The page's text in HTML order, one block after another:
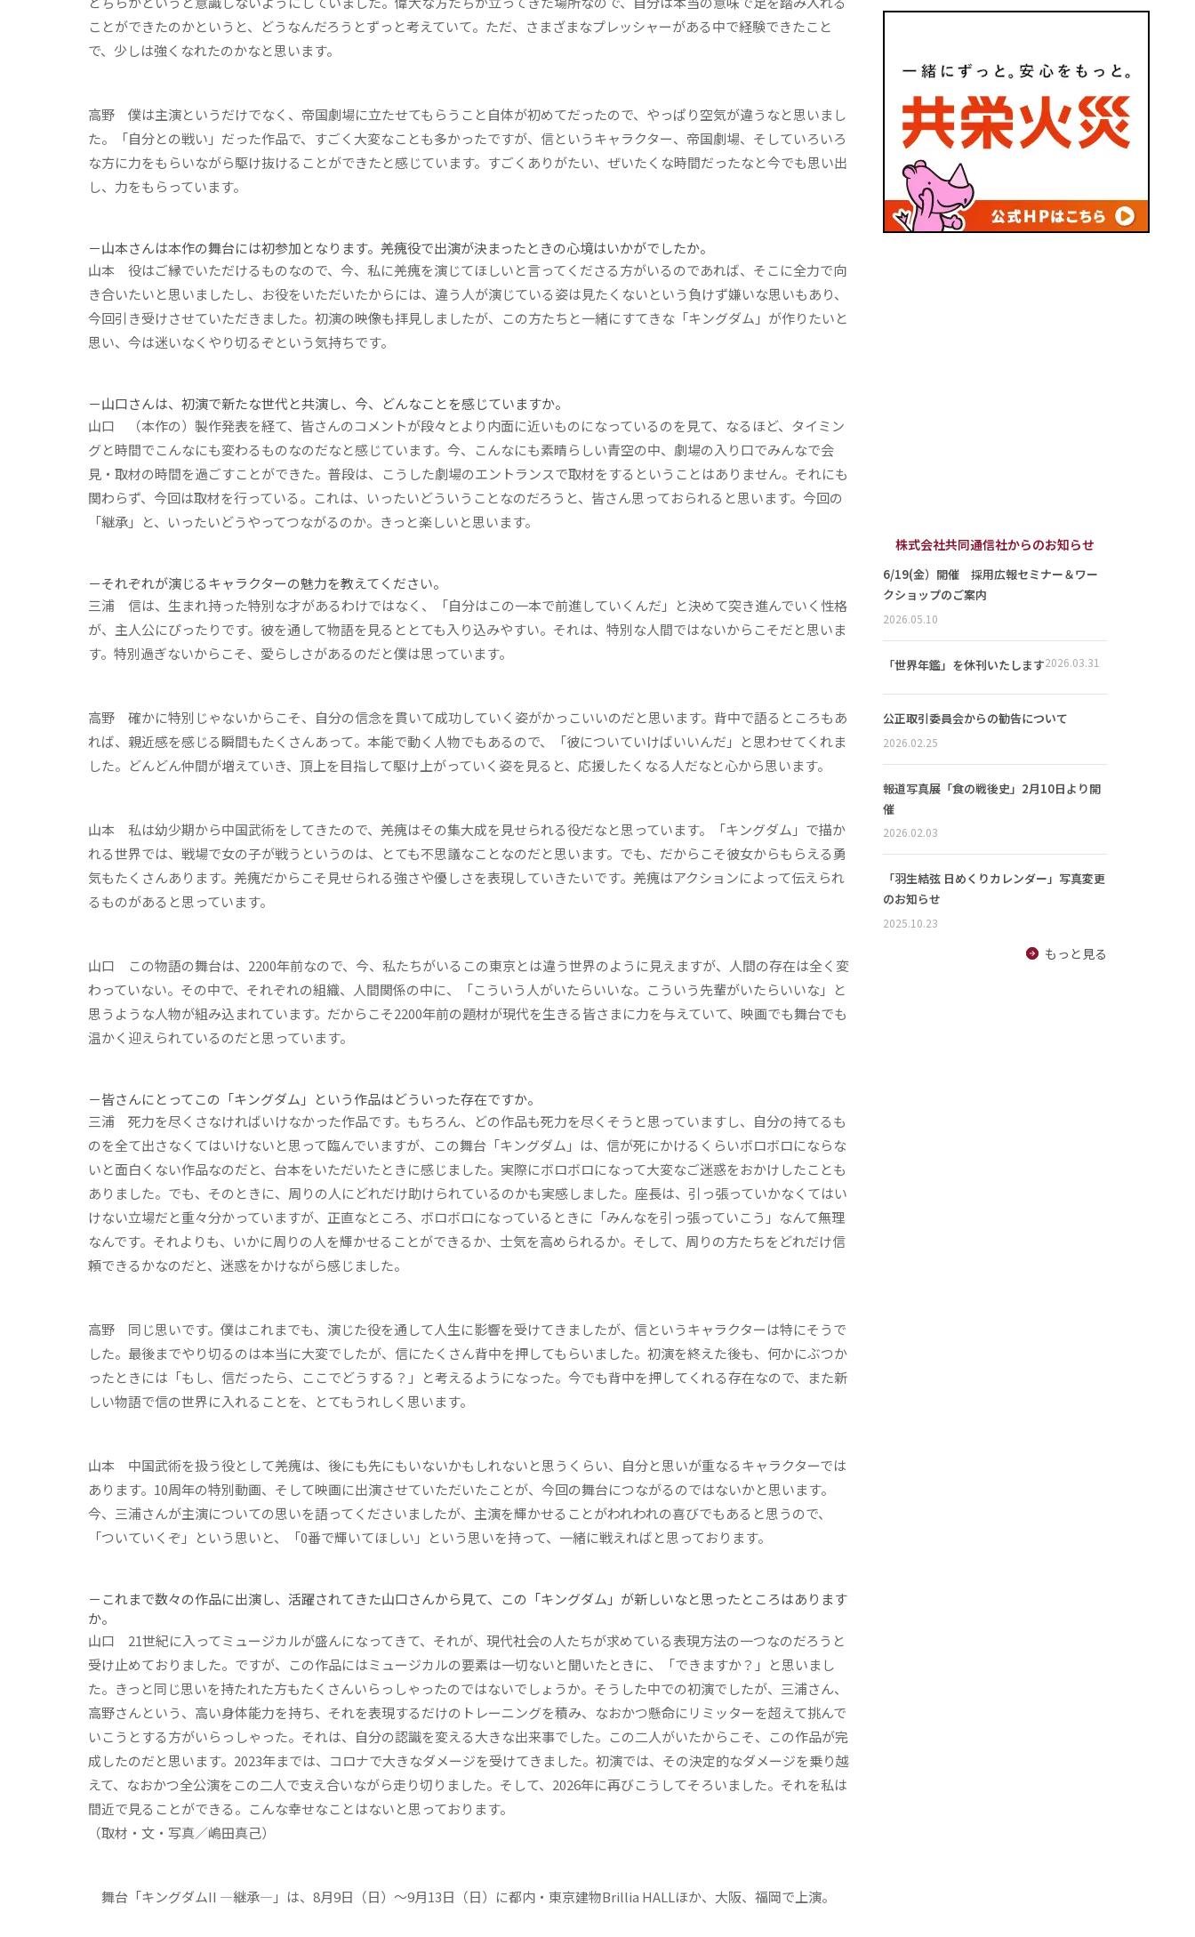
ことができたのかというと、どうなんだろうとずっと考えていて。ただ、さまざまなプレッシャーがある中で経験できたこと
で、少しは強くなれたのかなと思います。
高野僕は主演というだけでなく、帝国劇場に立たせてもらうこと自体が初めてだったので、やっぱり空気が違うなと思いまし
た。「自分との戦い」だった作品で、すごく大変なことも多かったですが、信というキャラクター、帝国劇場、そしていろいろ
な方に力をもらいながら駆け抜けることができたと感じています。すごくありがたい、ぜいたくな時間だったなと今でも思い出
し、力をもらっています。
－山本さんは本作の舞台には初参加となります。羌瘣役で出演が決まったときの心境はいかがでしたか。
山本役はご縁でいただけるものなので、今、私に羌瘣を演じてほしいと言ってくださる方がいるのであれば、そこに全力で向
き合いたいと思いましたし、お役をいただいたからには、違う人が演じている姿は見たくないという負けず嫌いな思いもあり、
今回引き受けさせていただきました。初演の映像も拝見しましたが、この方たちと一緒にすてきな「キングダム」が作りたいと
思い、今は迷いなくやり切るぞという気持ちです。
－山口さんは、初演で新たな世代と共演し、今、どんなことを感じていますか。
山口 （本作の）製作発表を経て、皆さんのコメントが段々とより内面に近いものになっているのを見て、なるほど、タイミン
グと時間でこんなにも変わるものなのだなと感じています。今、こんなにも素晴らしい青空の中、劇場の入り口でみんなで会
見・取材の時間を過ごすことができた。普段は、こうした劇場のエントランスで取材をするということはありません。それにも
関わらず、今回は取材を行っている。これは、いったいどういうことなのだろうと、皆さん思っておられると思います。今回の
「継承」と、いったいどうやってつながるのか。きっと楽しいと思います。
－それぞれが演じるキャラクターの魅力を教えてください。
三浦信は、生まれ持った特別な才があるわけではなく、「自分はこの一本で前進していくんだ」と決めて突き進んでいく性格
が、主人公にぴったりです。彼を通して物語を見るととても入り込みやすい。それは、特別な人間ではないからこそだと思いま
す。特別過ぎないからこそ、愛らしさがあるのだと僕は思っています。
高野確かに特別じゃないからこそ、自分の信念を貫いて成功していく姿がかっこいいのだと思います。背中で語るところもあ
れば、親近感を感じる瞬間もたくさんあって。本能で動く人物でもあるので、「彼についていけばいいんだ」と思わせてくれま
した。どんどん仲間が増えていき、頂上を目指して駆け上がっていく姿を見ると、応援したくなる人だなと心から思います。
山本私は幼少期から中国武術をしてきたので、羌瘣はその集大成を見せられる役だなと思っています。「キングダム」で描か
れる世界では、戦場で女の子が戦うというのは、とても不思議なことなのだと思います。でも、だからこそ彼女からもらえる勇
気もたくさんあります。羌瘣だからこそ見せられる強さや優しさを表現していきたいです。羌瘣はアクションによって伝えられ
るものがあると思っています。
山口 この物語の舞台は、2200年前なので、今、私たちがいるこの東京とは違う世界のように見えますが、人間の存在は全く変
わっていない。その中で、それぞれの組織、人間関係の中に、「こういう人がいたらいいな。こういう先輩がいたらいいな」と
思うような人物が組み込まれています。だからこそ2200年前の題材が現代を生きる皆さまに力を与えていて、映画でも舞台でも
温かく迎えられているのだと思っています。
－皆さんにとってこの「キングダム」という作品はどういった存在ですか。
三浦死力を尽くさなければいけなかった作品です。もちろん、どの作品も死力を尽くそうと思っていますし、自分の持てるも
のを全て出さなくてはいけないと思って臨んでいますが、この舞台「キングダム」は、信が死にかけるくらいボロボロにならな
いと面白くない作品なのだと、台本をいただいたときに感じました。実際にボロボロになって大変なご迷惑をおかけしたことも
ありました。でも、そのときに、周りの人にどれだけ助けられているのかも実感しました。座長は、引っ張っていかなくてはい
けない立場だと重々分かっていますが、正直なところ、ボロボロになっているときに「みんなを引っ張っていこう」なんて無理
なんです。それよりも、いかに周りの人を輝かせることができるか、士気を高められるか。そして、周りの方たちをどれだけ信
頼できるかなのだと、迷惑をかけながら感じました。
高野同じ思いです。僕はこれまでも、演じた役を通して人生に影響を受けてきましたが、信というキャラクターは特にそうで
した。最後までやり切るのは本当に大変でしたが、信にたくさん背中を押してもらいました。初演を終えた後も、何かにぶつか
ったときには「もし、信だったら、ここでどうする？」と考えるようになった。今でも背中を押してくれる存在なので、また新
しい物語で信の世界に入れることを、とてもうれしく思います。
山本中国武術を扱う役として羌瘣は、後にも先にもいないかもしれないと思うくらい、自分と思いが重なるキャラクターでは
あります。10周年の特別動画、そして映画に出演させていただいたことが、今回の舞台につながるのではないかと思います。
今、三浦さんが主演についての思いを語ってくださいましたが、主演を輝かせることがわれわれの喜びでもあると思うので、
「ついていくぞ」という思いと、「0番で輝いてほしい」という思いを持って、一緒に戦えればと思っております。
－これまで数々の作品に出演し、活躍されてきた山口さんから見て、この「キングダム」が新しいなと思ったところはあります
か。
山口 21世紀に入ってミュージカルが盛んになってきて、それが、現代社会の人たちが求めている表現方法の一つなのだろうと
受け止めておりました。ですが、この作品にはミュージカルの要素は一切ないと聞いたときに、「できますか？」と思いまし
た。きっと同じ思いを持たれた方もたくさんいらっしゃったのではないでしょうか。そうした中での初演でしたが、三浦さん、
高野さんという、高い身体能力を持ち、それを表現するだけのトレーニングを積み、なおかつ懸命にリミッターを超えて挑んで
いこうとする方がいらっしゃった。それは、自分の認識を変える大きな出来事でした。この二人がいたからこそ、この作品が完
成したのだと思います。2023年までは、コロナで大きなダメージを受けてきました。初演では、その決定的なダメージを乗り越
えて、なおかつ全公演をこの二人で支え合いながら走り切りました。そして、2026年に再びこうしてそろいました。それを私は
間近で見ることができる。こんな幸せなことはないと思っております。
（取材・文・写真／嶋田真己）
舞台「キングダムII ―継承―」は、8月9日（日）～9月13日（日）に都内・東京建物Brillia HALLほか、大阪、福岡で上演。
株式会社共同通信社からのお知らせ
6/19(金）開催 採用広報セミナー＆ワー
クショップのご案内
2026.05.10
「世界年鑑」を休刊いたします2026.03.31
公正取引委員会からの勧告について
2026.02.25
報道写真展「食の戦後史」2月10日より開
催
2026.02.03
「羽生結弦 日めくりカレンダー」写真変更
のお知らせ
2025.10.23
もっと見る